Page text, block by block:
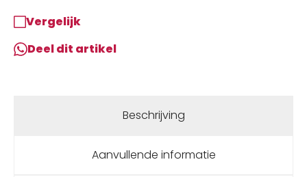
Vergelijk
Deel dit artikel
Beschrijving
Aanvullende informatie